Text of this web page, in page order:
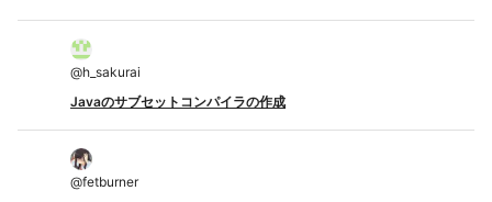
@h_sakurai
Javaのサブセットコンパイラの作成
@fetburner